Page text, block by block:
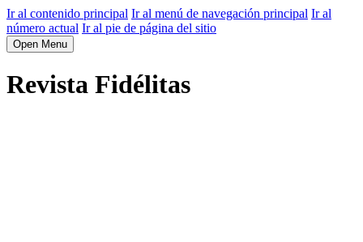
Ir al contenido principal Ir al menú de navegación principal Ir al
número actual Ir al pie de página del sitio
Open Menu
Revista Fidélitas